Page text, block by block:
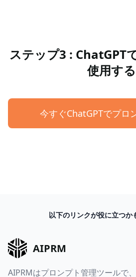
ステップ3 : ChatGPT
使用する
今すぐChatGPTでプロ
以下のリンクが役に立つか
AIPRM
AIPRMはプロンプト管理ツールで